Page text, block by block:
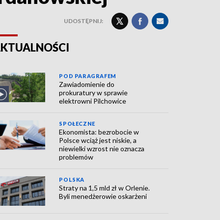
UDOSTĘPNIJ:
POD PARAGRAFEM
Zawiadomienie do
prokuratury w sprawie
elektrowni Pilchowice
SPOŁECZNE
Ekonomista: bezrobocie w
Polsce wciąż jest niskie, a
niewielki wzrost nie oznacza
problemów
POLSKA
Straty na 1,5 mld zł w Orlenie.
Byli menedżerowie oskarżeni